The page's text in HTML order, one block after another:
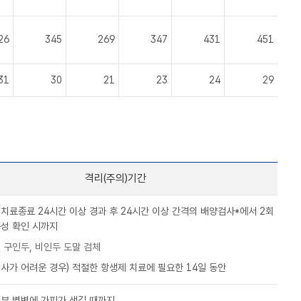
345 269 347 431 451
30 21 23 24 29
격리(주의)기간
료종료 24시간 이상 경과 후 24시간 이상 간격의 배양검사*에서 2회
확인 시까지
구인두, 비인두 도말 검체
가 어려운 경우) 적절한 항생제 치료에 필요한 14일 동안